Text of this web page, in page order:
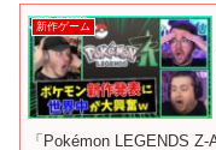
新作ゲーム
「Pokémon LEGENDS